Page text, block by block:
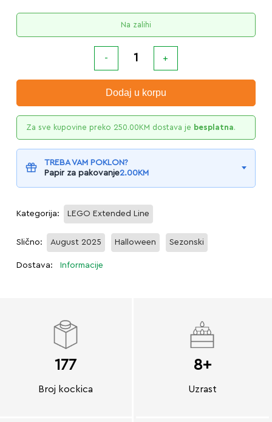
Na zalihi
Dodaj u korpu
Za sve kupovine preko 250.00KM dostava je besplatna.
TREBA VAM POKLON?
Papir za pakovanje2.00KM
Kategorija: LEGO Extended Line
Slično: August 2025 Halloween Sezonski
Dostava: Informacije
177
Broj kockica
8+
Uzrast